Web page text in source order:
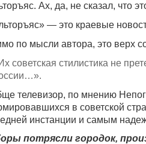
Ах, да, не сказал, что
— это краевые
по мысли автора, это верх
советская стилистика не
телевизор, по мнению
в советской
инстанции и самым
потрясли городок,